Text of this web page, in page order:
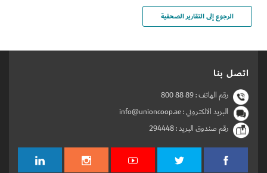
الرجوع إلى التقارير الصحفية
اتصل بنا
رقم الهاتف :800 88 89
البريد الالكتروني : info@unioncoop.ae
رقم صندوق البريد :294448